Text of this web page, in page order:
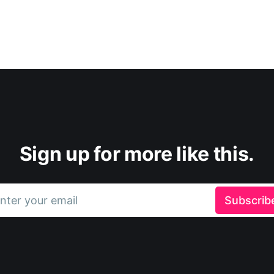
Sign up for more like this.
your email